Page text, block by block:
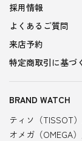
採用情報
よくあるご質問
来店予約
特定商取引に基づ
BRAND WATCH
ティソ（TISSOT）
オメガ（OMEGA）